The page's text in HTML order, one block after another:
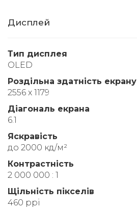
Дисплей
Тип дисплея
OLED
Роздільна здатність екрану
2556 x 1179
Діагональ екрана
6.1
Яскравість
до 2000 кд/м²
Контрастність
2 000 000 : 1
Щільність пікселів
460 ppi